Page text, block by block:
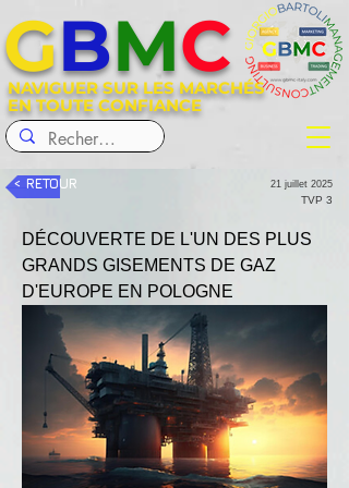
NAVIGUER SUR LES MARCHÉS
EN TOUTE CONFIANCE
GBMC
< RETOUR 21 juillet 2025
TVP 3
DÉCOUVERTE DE L'UN DES PLUS
GRANDS GISEMENTS DE GAZ
D'EUROPE EN POLOGNE